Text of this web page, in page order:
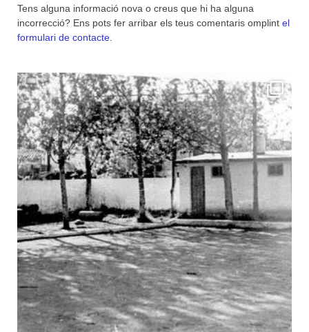
Tens alguna informació nova o creus que hi ha alguna
incorrecció? Ens pots fer arribar els teus comentaris omplint el
formulari de contacte.